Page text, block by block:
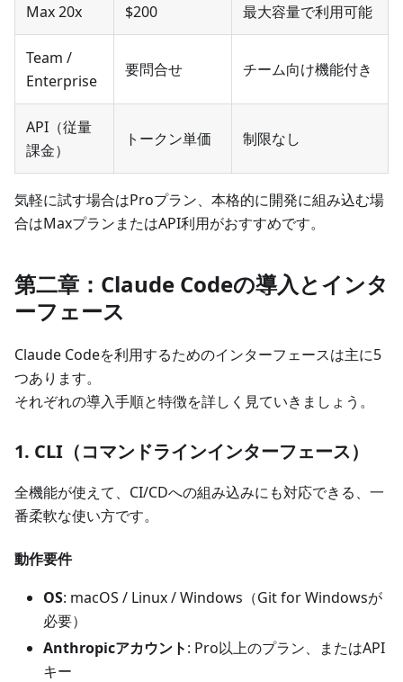
Max 20x $200 最大容量で利用可能
Team /
Enterprise
要問合せ チーム向け機能付き
API（従量
課金）
トークン単価 制限なし
気軽に試す場合はProプラン、本格的に開発に組み込む場
合はMaxプランまたはAPI利用がおすすめです。
第二章：Claude Codeの導入とインタ
ーフェース
Claude Codeを利用するためのインターフェースは主に5
つあります。
それぞれの導入手順と特徴を詳しく見ていきましょう。
1. CLI（コマンドラインインターフェース）
全機能が使えて、CI/CDへの組み込みにも対応できる、一
番柔軟な使い方です。
動作要件
OS: macOS / Linux / Windows（Git for Windowsが
必要）
Anthropicアカウント: Pro以上のプラン、またはAPI
キー